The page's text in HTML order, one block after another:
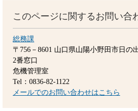
このページに関するお問い合
総務課
〒756－8601 山口県山陽小野田市日
2番窓口
危機管理室
Tel：0836-82-1122
メールでのお問い合わせはこちら